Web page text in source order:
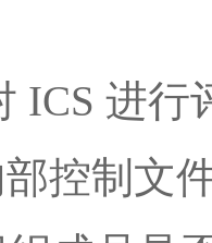
ICS 进
部控制文